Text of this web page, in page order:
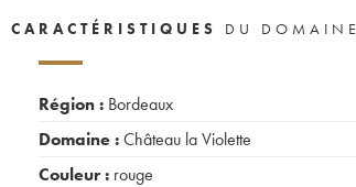
CARACTÉRISTIQUES DU
Région : Bordeaux
Domaine :Château la Violette
Couleur : rouge